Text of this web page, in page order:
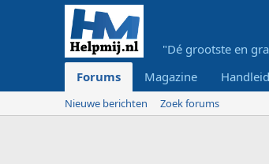
"Dé grootste en
Forums
Magazine
Nieuwe berichten Zoek forums